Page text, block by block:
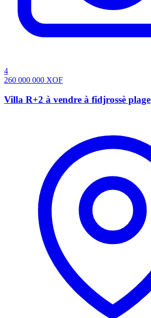
4
260 000 000 XOF
Villa R+2 à vendre à fidjrossè plage